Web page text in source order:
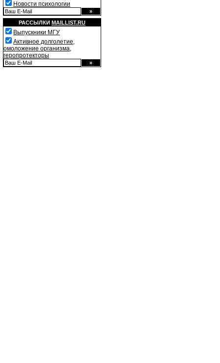
Новости психологии
РАССЫЛКИ MAILLIST.RU
Выпускники МГУ
Активное долголетие,
омоложение организма,
геропротекторы